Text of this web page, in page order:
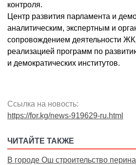
контроля.
Центр развития парламента и
аналитическим, экспертным и
сопровождением деятельности
реализацией программ по
и демократических институтов.
Ссылка на новость:
https://for.kg/news-919629-ru.html
ЧИТАЙТЕ ТАКЖЕ
В городе Ош строительство